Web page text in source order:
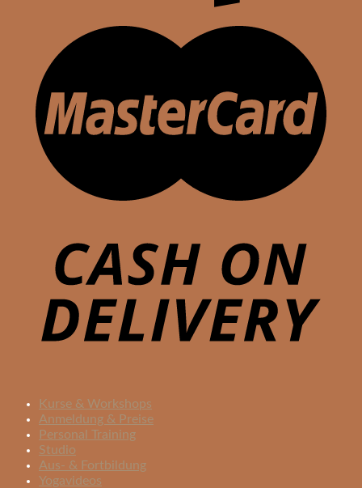
Kurse & Workshops
Anmeldung & Preise
Personal Training
Studio
Aus- & Fortbildung
Yogavideos